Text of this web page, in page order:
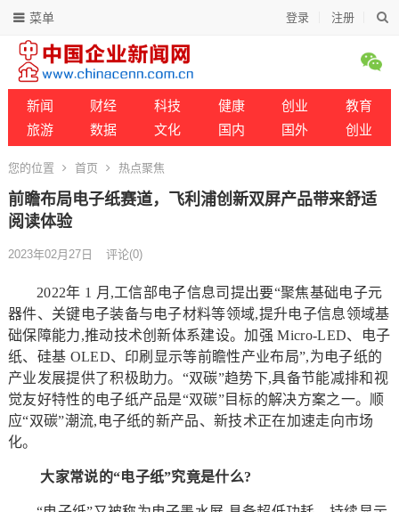
登录 注册
菜单
新闻 财经 科技 健康 创业
教育
旅游
数据 文化 国内 国外 创业
您的位置 首页 热点聚焦
前瞻布局电子纸赛道，飞利浦创新双屏产品带来舒适
阅读体验
2023年02月27日 评论(0)
2022年 1 月,工信部电子信息司提出要“聚焦基础电子元
器件、关键电子装备与电子材料等领域,提升电子信息领域基
础保障能力,推动技术创新体系建设。加强 Micro-LED、电子
纸、硅基 OLED、印刷显示等前瞻性产业布局”,为电子纸的
产业发展提供了积极助力。“双碳”趋势下,具备节能减排和视
觉友好特性的电子纸产品是“双碳”目标的解决方案之一。顺
应“双碳”潮流,电子纸的新产品、新技术正在加速走向市场
化。
大家常说的“电子纸”究竟是什么?